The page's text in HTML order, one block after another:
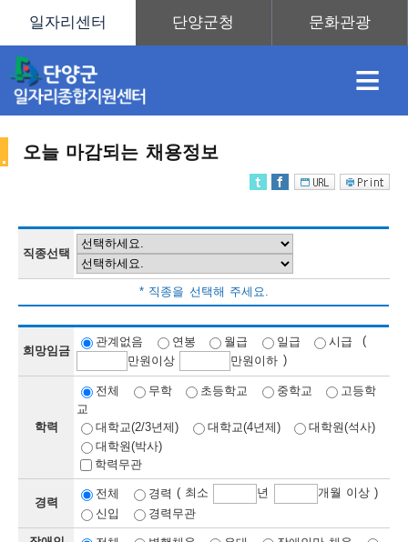
≡
보
보
련
정
우
미
내
오늘 마감되는 채용정보
직종선택
* 직종을 선택해 주세요.
희망임금
관계없음 연봉 월급 일급 시급
(
만원이상 만원이하 )
학력
전체 무학 초등학교 중학교
고등학
교
대학교(2/3년제)
대학교(4년제)
대학원(석사)
대학원(박사)
학력무관
경력
전체 경력 ( 최소 년
개월 이상 )
신입
경력무관
채
용